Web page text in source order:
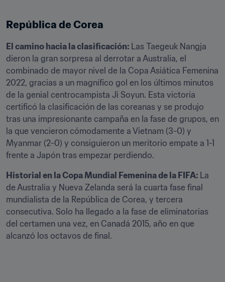
República de Corea
El camino hacia la clasificación: Las Taegeuk Nangja
dieron la gran sorpresa al derrotar a Australia, el
combinado de mayor nivel de la Copa Asiática Femenina
2022, gracias a un magnífico gol en los últimos minutos
de la genial centrocampista Ji Soyun. Esta victoria
certificó la clasificación de las coreanas y se produjo
tras una impresionante campaña en la fase de grupos, en
la que vencieron cómodamente a Vietnam (3-0) y
Myanmar (2-0) y consiguieron un meritorio empate a 1-1
frente a Japón tras empezar perdiendo.
Historial en la Copa Mundial Femenina de la FIFA: La
de Australia y Nueva Zelanda será la cuarta fase final
mundialista de la República de Corea, y tercera
consecutiva. Solo ha llegado a la fase de eliminatorias
del certamen una vez, en Canadá 2015, año en que
alcanzó los octavos de final.